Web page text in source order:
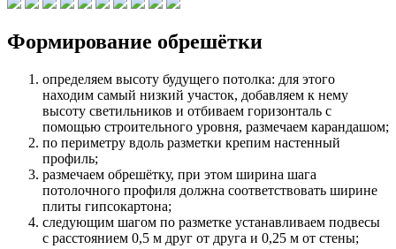
Формирование обрешётки
определяем высоту будущего потолка: для этого
находим самый низкий участок, добавляем к нему
высоту светильников и отбиваем горизонталь с
помощью строительного уровня, размечаем карандашом;
по периметру вдоль разметки крепим настенный
профиль;
размечаем обрешётку, при этом ширина шага
потолочного профиля должна соответствовать ширине
плиты гипсокартона;
следующим шагом по разметке устанавливаем подвесы
с расстоянием 0,5 м друг от друга и 0,25 м от стены;